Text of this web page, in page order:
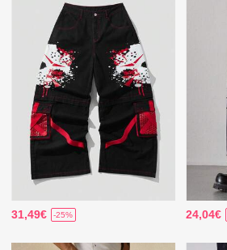
31,49€ -25% 24,04€